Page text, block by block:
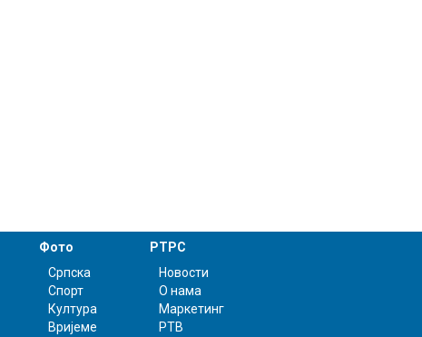
Фото
Српска
Спорт
Култура
Вријеме
РТРС
Новости
О нама
Маркетинг
РТВ